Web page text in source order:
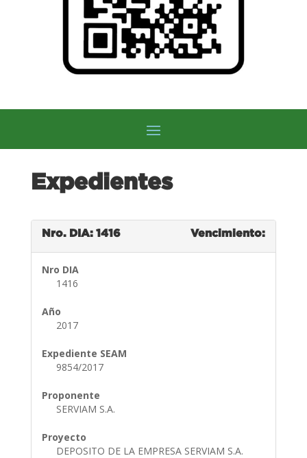
Expedientes
Nro. DIA: 1416 Vencimiento:
Nro DIA
1416
Año
2017
Expediente SEAM
9854/2017
Proponente
SERVIAM S.A.
Proyecto
DEPOSITO DE LA EMPRESA SERVIAM S.A.